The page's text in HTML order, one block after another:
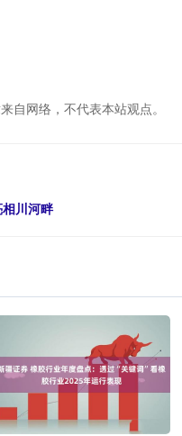
自网络，不代表本站观点。
川河畔